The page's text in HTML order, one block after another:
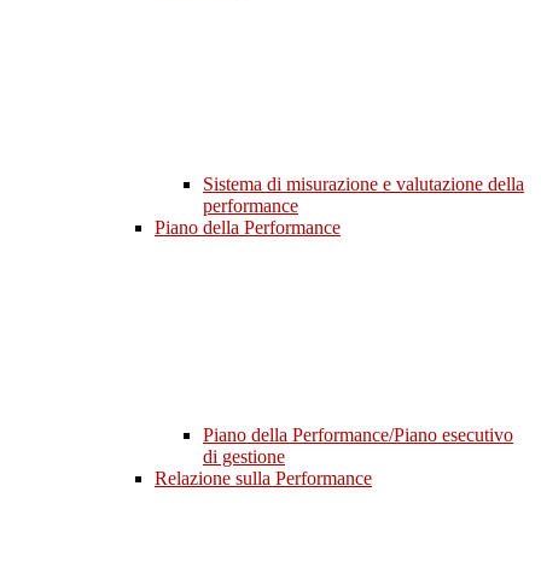
Sistema di misurazione e valutazione della
performance
Piano della Performance
Piano della Performance/Piano esecutivo
di gestione
Relazione sulla Performance